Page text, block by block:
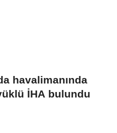
havalimanında
İHA bulundu